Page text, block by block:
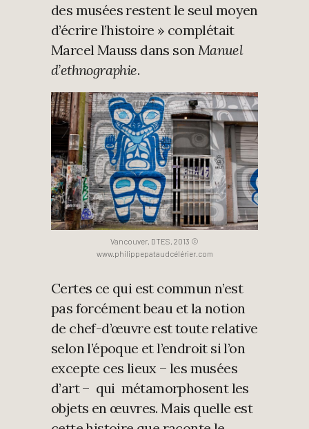
des musées restent le seul moyen
d’écrire l’histoire » complétait
Marcel Mauss dans son Manuel
d’ethnographie.
Vancouver, DTES, 2013 ©
www.philippepataudcélérier.com
Certes ce qui est commun n’est
pas forcément beau et la notion
de chef-d’œuvre est toute relative
selon l’époque et l’endroit si l’on
excepte ces lieux – les musées
d’art – qui métamorphosent les
objets en œuvres. Mais quelle est